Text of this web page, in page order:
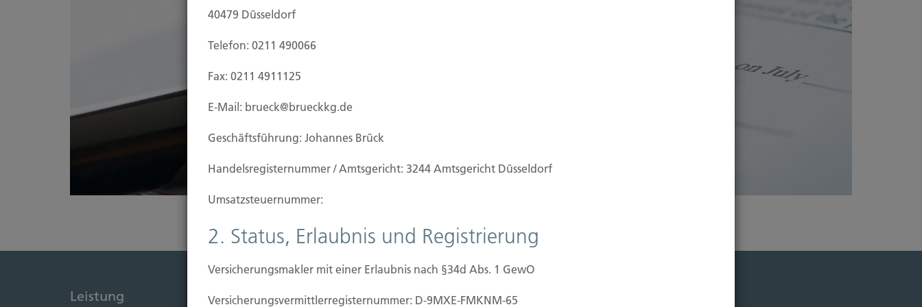
Leistung Immobilien Vers. Kontakt
40479 Düsseldorf
Telefon: 0211 490066
Fax: 0211 4911125
E-Mail: brueck@brueckkg.de
Geschäftsführung: Johannes Brück
Handels­registernummer / Amtsgericht: 3244 Amtsgericht Düsseldorf
Umsatzsteuer­nummer:
2. Status, Erlaubnis und Registrierung
Versicherungsmakler mit einer Erlaubnis nach §34d Abs. 1 GewO
Versicherungs­vermittler­registernummer: D-9MXE-FMKNM-65